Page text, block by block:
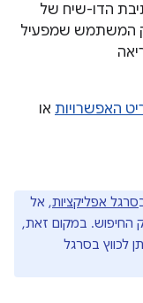
הדו-שיח של
המשתמש שמפעיל
האפשרויות או
סרגל אפליקציות, אל
במקום זאת,
לכווץ בסרגל